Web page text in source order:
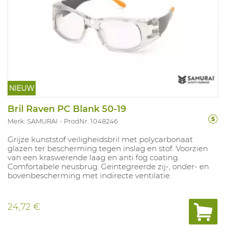
NIEUW
Bril Raven PC Blank 50-19
Merk: SAMURAI ProdNr. 1048246
Grijze kunststof veiligheidsbril met polycarbonaat
glazen ter bescherming tegen inslag en stof. Voorzien
van een kraswerende laag en anti fog coating.
Comfortabele neusbrug. Geïntegreerde zij-, onder- en
bovenbescherming met indirecte ventilatie.
24,72 €